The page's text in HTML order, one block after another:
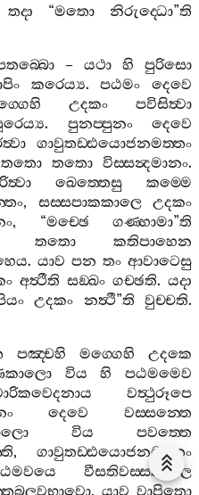
තදා “මතො නිරුද‍්ධො”ති
– යථා හි
පුරිසො
කරෙය්‍ය.පඨමං
දෙවෙ
උදකං
පවිසිත්‍වා
. පුනප‍්පුනං
දෙවෙ
ගාවුතඩ‍්ඪයොජනමත‍්තං
තතො තතො විස‍්සන්‍දමානං.
ඛෙත‍්තෙසු
කම‍්මෙ
, සස‍්සපාකකාලෙ
උදකං
, “මච‍්ඡෙ ගණ‍්හාමා”ති
තතො
කතිපාහෙන
. යාව පන තං ආවාටෙසු
අත්‍ථීති සඞ‍්ඛං ගච‍්ඡති. යදා
උදකං නත්‍ථී”ති වුච‍්චති.
පඤ‍්චහි මග‍්ගෙහි
උදකෙ
විය හි
පඨමමෙව
වත්‍ථුරූපෙ
දෙවෙ
වස‍්සන‍්තෙ
විය
පවත‍්තෙ
, ගාවුතඩ‍්ඪයොජනමත‍්තං
වීසතිවස‍්සකාලෙ